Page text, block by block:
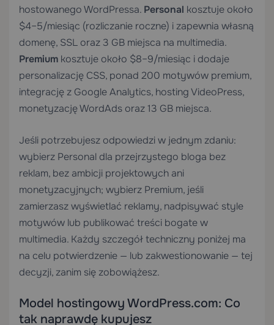
hostowanego WordPressa. Personal kosztuje około
$4–5/miesiąc (rozliczanie roczne) i zapewnia własną
domenę, SSL oraz 3 GB miejsca na multimedia.
Premium kosztuje około $8–9/miesiąc i dodaje
personalizację CSS, ponad 200 motywów premium,
integrację z Google Analytics, hosting VideoPress,
monetyzację WordAds oraz 13 GB miejsca.
Jeśli potrzebujesz odpowiedzi w jednym zdaniu:
wybierz Personal dla przejrzystego bloga bez
reklam, bez ambicji projektowych ani
monetyzacyjnych; wybierz Premium, jeśli
zamierzasz wyświetlać reklamy, nadpisywać style
motywów lub publikować treści bogate w
multimedia. Każdy szczegół techniczny poniżej ma
na celu potwierdzenie — lub zakwestionowanie — tej
decyzji, zanim się zobowiążesz.
Model hostingowy WordPress.com: Co
tak naprawdę kupujesz